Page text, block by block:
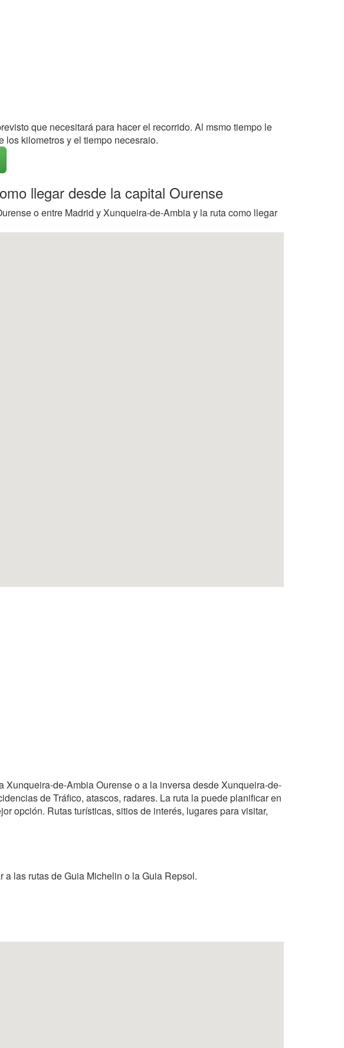
que necesitará para hacer el recorrido. Al msmo tiempo le
los kilometros y el tiempo necesraio.
llegar desde la capital Ourense
o entre Madrid y Xunqueira-de-Ambia y la ruta como llegar
de-Ambia Ourense o a la inversa desde Xunqueira-de-
de Tráfico, atascos, radares. La ruta la puede planificar en
opción. Rutas turísticas, sitios de interés, lugares para visitar,
las rutas de Guia Michelin o la Guia Repsol.